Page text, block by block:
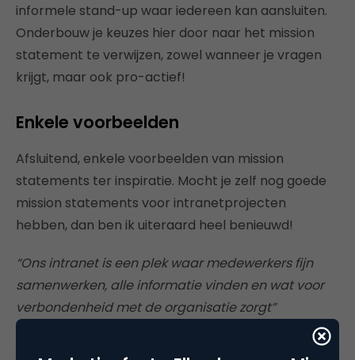
informele stand-up waar iedereen kan aansluiten.
Onderbouw je keuzes hier door naar het mission
statement te verwijzen, zowel wanneer je vragen
krijgt, maar ook pro-actief!
Enkele voorbeelden
Afsluitend, enkele voorbeelden van mission
statements ter inspiratie. Mocht je zelf nog goede
mission statements voor intranetprojecten
hebben, dan ben ik uiteraard heel benieuwd!
“Ons intranet is een plek waar medewerkers fijn
samenwerken, alle informatie vinden en wat voor
verbondenheid met de organisatie zorgt”
“Het social intranet helpt onze zorgmedewerkers,